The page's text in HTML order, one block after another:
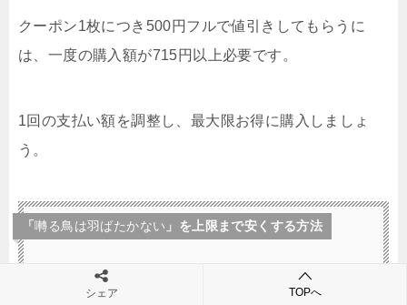
クーポン1枚につき500円フルで値引きしてもらうに
は、一度の購入額が715円以上必要です。
1回の支払い額を調整し、最大限お得に購入しましょ
う。
「囀る鳥は羽ばたかない 」を上限まで安くする方法
① ebookjapanにYahoo!JAPAN IDで会員登録する。
シェア TOPへ